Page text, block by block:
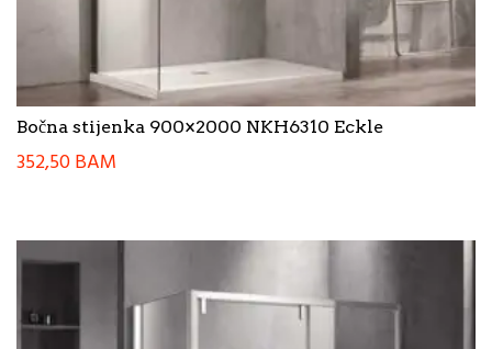
Bočna stijenka 900×2000 NKH6310 Eckle
352,50BAM